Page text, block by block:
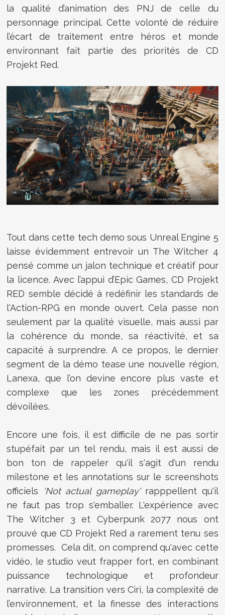
la qualité d’animation des PNJ de celle du
personnage principal. Cette volonté de réduire
l’écart de traitement entre héros et monde
environnant fait partie des priorités de CD
Projekt Red.
Tout dans cette tech demo sous Unreal Engine 5
laisse évidemment entrevoir un The Witcher 4
pensé comme un jalon technique et créatif pour
la licence. Avec l’appui d’Epic Games, CD Projekt
RED semble décidé à redéfinir les standards de
l'Action-RPG en monde ouvert. Cela passe non
seulement par la qualité visuelle, mais aussi par
la cohérence du monde, sa réactivité, et sa
capacité à surprendre. A ce propos, le dernier
segment de la démo tease une nouvelle région,
Lanexa, que l’on devine encore plus vaste et
complexe que les zones précédemment
dévoilées.
Encore une fois, il est difficile de ne pas sortir
stupéfait par un tel rendu, mais il est aussi de
bon ton de rappeler qu'il s'agit d'un rendu
milestone et les annotations sur le screenshots
officiels
'Not actual gameplay'rapppellent qu'il
ne faut pas trop s'emballer. L'expérience avec
The Witcher 3 et Cyberpunk 2077 nous ont
prouvé que CD Projekt Red a rarement tenu ses
promesses. Cela dit, on comprend qu'avec cette
vidéo, le studio veut frapper fort, en combinant
puissance technologique et profondeur
narrative. La transition vers Ciri, la complexité de
l’environnement, et la finesse des interactions